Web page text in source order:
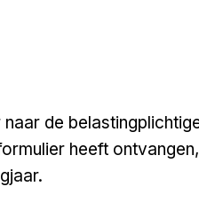
de
heeft